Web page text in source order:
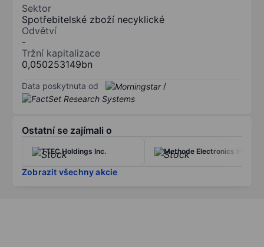
Sektor
Spotřebitelské zboží necyklické
Odvětví
-
Tržní kapitalizace
0,050253149bn
Data poskytnuta od /
Ostatní se zajímali o
TTEC Holdings Inc. Methode Electronics Inc.
Zobrazit všechny akcie